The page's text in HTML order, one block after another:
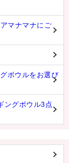
マナマナにご
ボウルをお選び
ングボウル3点